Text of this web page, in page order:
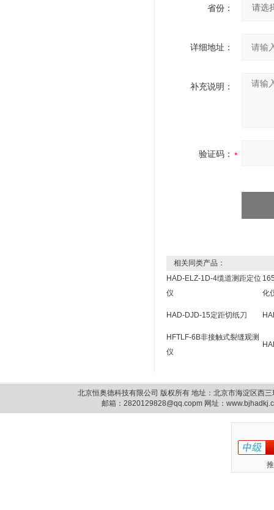
省份：
详细地址：
补充说明：
验证码：
相关同类产品：
HAD-ELZ-1D-4缆道测距定位
仪
化
HAD-DJD-15定距切纸刀
HFTLF-6B非接触式裂缝观测
仪
北京恒奥德科技有限公司 版权所有 地址：北京市海淀区西
邮箱：2820129828@qq.copm 网址：